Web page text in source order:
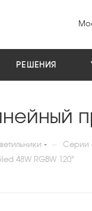
РЕШЕНИЯ
— Серии
48W RGBW 120°